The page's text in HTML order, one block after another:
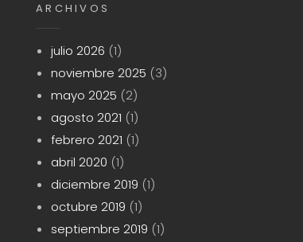
ARCHIVOS
julio 2026 (1)
noviembre 2025 (3)
mayo 2025 (2)
agosto 2021 (1)
febrero 2021 (1)
abril 2020 (1)
diciembre 2019 (1)
octubre 2019 (1)
septiembre 2019 (1)